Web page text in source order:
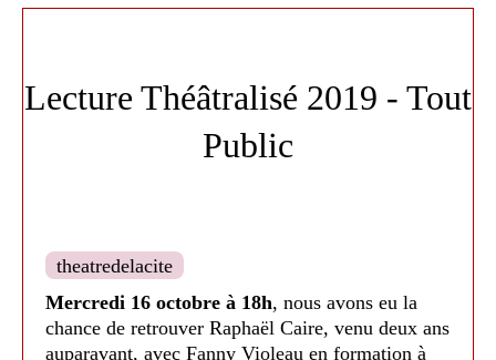
réduit : 12 €
Contes et légendesde Joël Pommerat
Tarif adulte : 16 €. Tarif réduit : 12 €
-Faillir être flinguéde Céline Minard :
Jeudi 12 mai à 20hauThéâtre Sorano.
Lecture Théâtralisé 2019 - Tout
Public
theatredelacite
Mercredi 16 octobre à 18h, nous avons eu la
chance de retrouver Raphaël Caire, venu deux ans
auparavant, avec Fanny Violeau en formation à